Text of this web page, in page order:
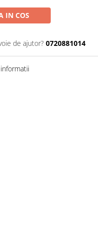
IN COS
de ajutor? 0720881014